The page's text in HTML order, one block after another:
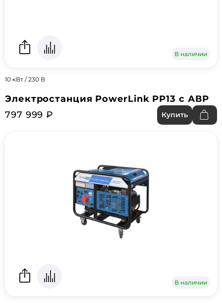
В наличии
10 кВт / 230 В
Электростанция PowerLink PP13 с АВР
797 999 ₽
Купить
В наличии